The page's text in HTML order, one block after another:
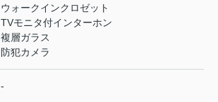
ウォークインクロゼット
TVモニタ付インターホン
複層ガラス
防犯カメラ
-